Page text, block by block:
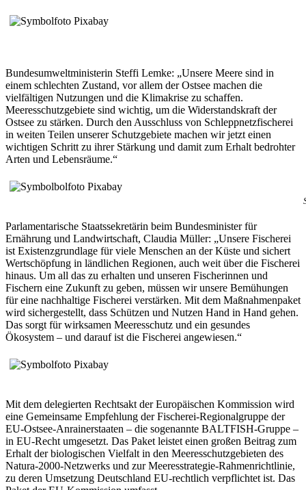
Bundesumweltministerin Steffi Lemke: „Unsere Meere sind in
einem schlechten Zustand, vor allem der Ostsee machen die
vielfältigen Nutzungen und die Klimakrise zu schaffen.
Meeresschutzgebiete sind wichtig, um die Widerstandskraft der
Ostsee zu stärken. Durch den Ausschluss von Schleppnetzfischerei
in weiten Teilen unserer Schutzgebiete machen wir jetzt einen
wichtigen Schritt zu ihrer Stärkung und damit zum Erhalt bedrohter
Arten und Lebensräume.“
Parlamentarische Staatssekretärin beim Bundesminister für
Ernährung und Landwirtschaft, Claudia Müller: „Unsere Fischerei
ist Existenzgrundlage für viele Menschen an der Küste und sichert
Wertschöpfung in ländlichen Regionen, auch weit über die Fischerei
hinaus. Um all das zu erhalten und unseren Fischerinnen und
Fischern eine Zukunft zu geben, müssen wir unsere Bemühungen
für eine nachhaltige Fischerei verstärken. Mit dem Maßnahmenpaket
wird sichergestellt, dass Schützen und Nutzen Hand in Hand gehen.
Das sorgt für wirksamen Meeresschutz und ein gesundes
Ökosystem – und darauf ist die Fischerei angewiesen.“
Mit dem delegierten Rechtsakt der Europäischen Kommission wird
eine Gemeinsame Empfehlung der Fischerei-Regionalgruppe der
EU-Ostsee-Anrainerstaaten – die sogenannte BALTFISH-Gruppe –
in EU-Recht umgesetzt. Das Paket leistet einen großen Beitrag zum
Erhalt der biologischen Vielfalt in den Meeresschutzgebieten des
Natura-2000-Netzwerks und zur Meeresstrategie-Rahmenrichtlinie,
zu deren Umsetzung Deutschland EU-rechtlich verpflichtet ist. Das